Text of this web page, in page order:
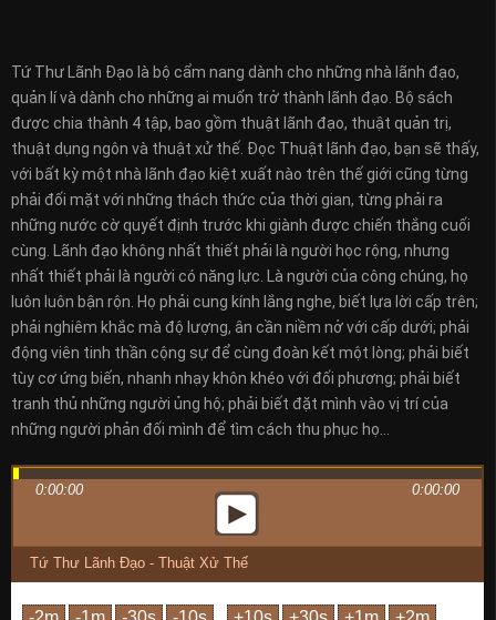
Tứ Thư Lãnh Đạo là bộ cẩm nang dành cho những nhà lãnh đạo,
quản lí và dành cho những ai muốn trở thành lãnh đạo. Bộ sách
được chia thành 4 tập, bao gồm thuật lãnh đạo, thuật quản trị,
thuật dụng ngôn và thuật xử thế. Đọc Thuật lãnh đạo, bạn sẽ thấy,
với bất kỳ một nhà lãnh đạo kiệt xuất nào trên thế giới cũng từng
phải đối mặt với những thách thức của thời gian, từng phải ra
những nước cờ quyết định trước khi giành được chiến thắng cuối
cùng. Lãnh đạo không nhất thiết phải là người học rộng, nhưng
nhất thiết phải là người có năng lực. Là người của công chúng, họ
luôn luôn bận rộn. Họ phải cung kính lắng nghe, biết lựa lời cấp trên;
phải nghiêm khắc mà độ lượng, ân cần niềm nở với cấp dưới; phải
động viên tinh thần cộng sự để cùng đoàn kết một lòng; phải biết
tùy cơ ứng biến, nhanh nhạy khôn khéo với đối phương; phải biết
tranh thủ những người ủng hộ; phải biết đặt mình vào vị trí của
những người phản đối mình để tìm cách thu phục họ…
0:00:00 0:00:00
Tứ Thư Lãnh Đạo - Thuật Xử Thế